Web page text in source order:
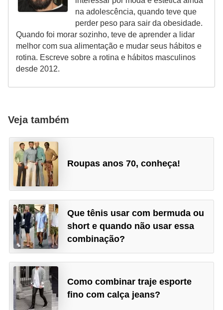
na adolescência, quando teve que
perder peso para sair da obesidade.
Quando foi morar sozinho, teve de aprender a lidar
melhor com sua alimentação e mudar seus hábitos e
rotina. Escreve sobre a rotina e hábitos masculinos
desde 2012.
Veja também
Roupas anos 70, conheça!
Que tênis usar com bermuda ou
short e quando não usar essa
combinação?
Como combinar traje esporte
fino com calça jeans?